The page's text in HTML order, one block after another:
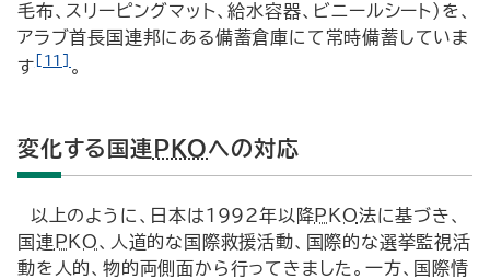
毛布、スリーピングマット、給水容器、ビニールシート）を、
アラブ首長国連邦にある備蓄倉庫にて常時備蓄していま
す [11] 。
変化する国連 PKOへの対応
以上のように、日本は1992年以降PKO法に基づき、
国連 PKO、人道的な国際救援活動、国際的な選挙監視活
動を人的、物的両側面から行ってきました。一方、国際情